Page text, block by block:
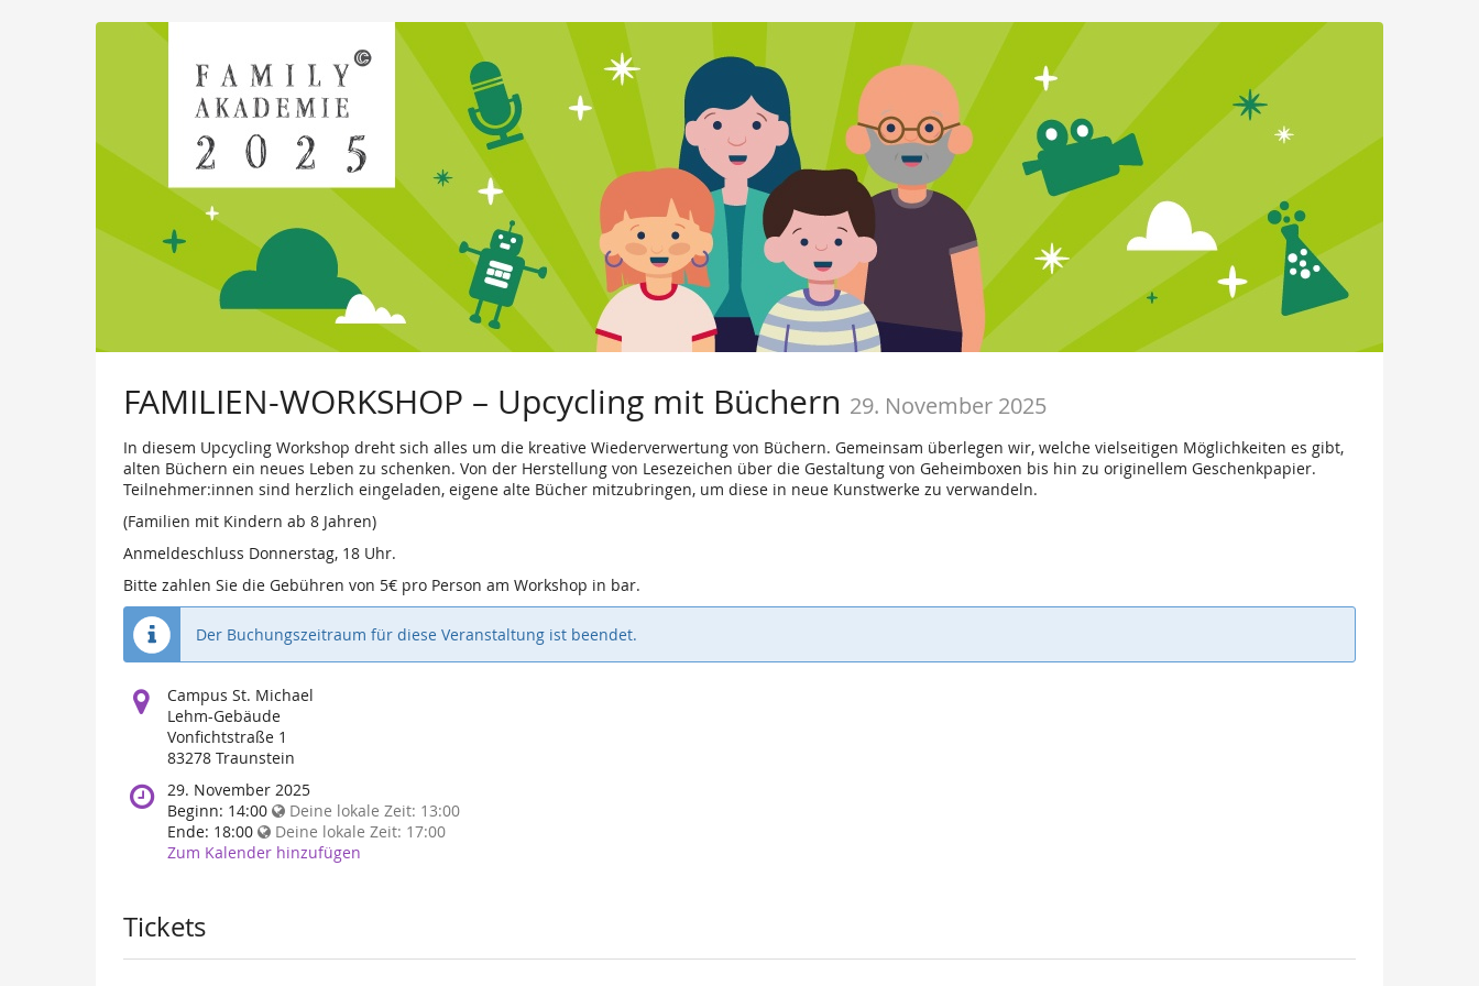
FAMILIEN-WORKSHOP – Upcycling mit Büchern 29. November 2025
In diesem Upcycling Workshop dreht sich alles um die kreative Wiederverwertung von Büchern. Gemeinsam überlegen wir, welche vielseitigen Möglichkeiten es gibt,
alten Büchern ein neues Leben zu schenken. Von der Herstellung von Lesezeichen über die Gestaltung von Geheimboxen bis hin zu originellem Geschenkpapier.
Teilnehmer:innen sind herzlich eingeladen, eigene alte Bücher mitzubringen, um diese in neue Kunstwerke zu verwandeln.
(Familien mit Kindern ab 8 Jahren)
Anmeldeschluss Donnerstag, 18 Uhr.
Bitte zahlen Sie die Gebühren von 5€ pro Person am Workshop in bar.
Der Buchungszeitraum für diese Veranstaltung ist beendet.
Wo
findet
diese
Veranstaltung
Campus St. Michael
Lehm-Gebäude
Vonfichtstraße 1
83278 Traunstein
Wann
findet
diese
Veranstaltung
29. November 2025
Beginn: 14:00 Deine lokale Zeit: 13:00
Ende: 18:00 Deine lokale Zeit: 17:00
Zum Kalender hinzufügen
Tickets